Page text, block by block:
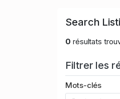
Search
0 résultats
Filtrer les
Mots-clés